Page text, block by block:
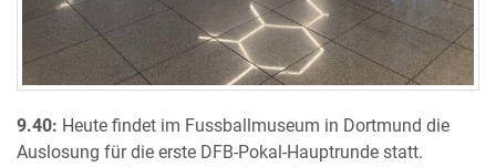
9.40: Heute findet im Fussballmuseum in Dortmund die
Auslosung für die erste DFB-Pokal-Hauptrunde statt.